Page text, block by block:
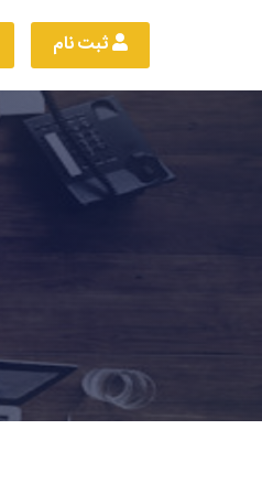
ثبت نام